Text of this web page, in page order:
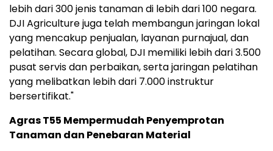
lebih dari 300 jenis tanaman di lebih dari 100 negara.
DJI Agriculture juga telah membangun jaringan lokal
yang mencakup penjualan, layanan purnajual, dan
pelatihan. Secara global, DJI memiliki lebih dari 3.500
pusat servis dan perbaikan, serta jaringan pelatihan
yang melibatkan lebih dari 7.000 instruktur
bersertifikat."
Agras T55 Mempermudah Penyemprotan
Tanaman dan Penebaran Material